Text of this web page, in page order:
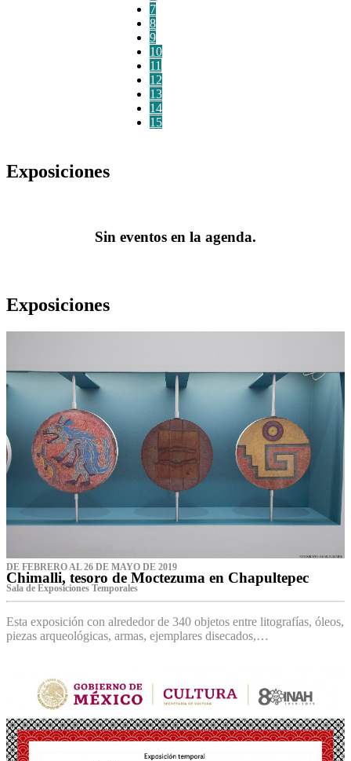
7
8
9
10
11
12
13
14
15
Exposiciones
Sin eventos en la agenda.
Exposiciones
DE FEBRERO AL 26 DE MAYO DE 2019
Chimalli, tesoro de Moctezuma en Chapultepec
Sala de Exposiciones Temporales
Esta exposición con alrededor de 340 objetos entre litografías, óleos,
piezas arqueológicas, armas, ejemplares disecados,…